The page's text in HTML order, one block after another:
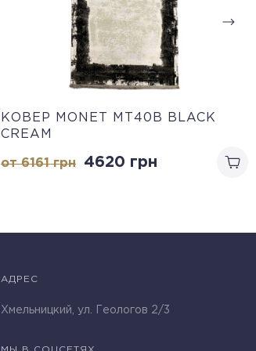
КОВЕР MONET MT40B BLACK
CREAM
от 6161грн 4620 грн
АДРЕС
Хмельницкий, ул. Геологов 2/3